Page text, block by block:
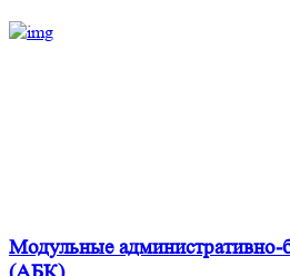
Модульные административно-